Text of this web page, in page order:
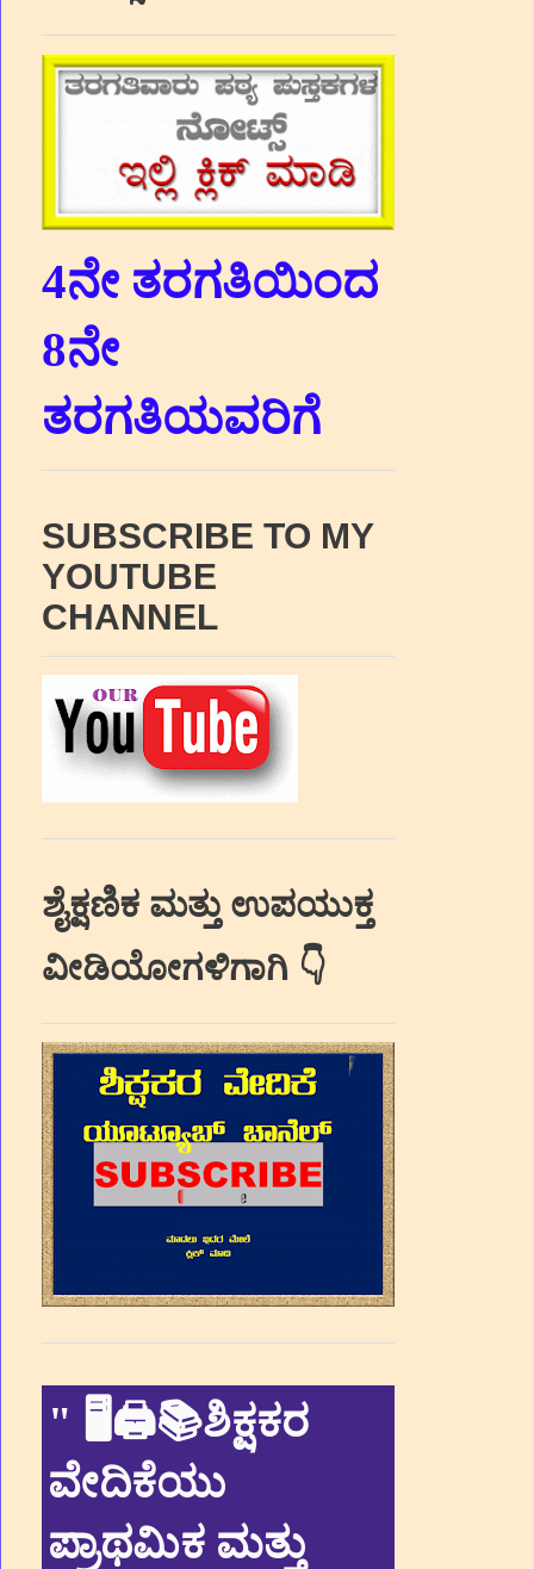
4ನೇ ತರಗತಿಯಿಂದ
8ನೇ
ತರಗತಿಯವರಿಗೆ
SUBSCRIBE TO MY
YOUTUBE
CHANNEL
ಶೈಕ್ಷಣಿಕ ಮತ್ತು ಉಪಯುಕ್ತ
ವೀಡಿಯೋಗಳಿಗಾಗಿ 👇
" 🖥🖨📚ಶಿಕ್ಷಕರ
ವೇದಿಕೆಯು
ಪ್ರಾಥಮಿಕ ಮತ್ತು